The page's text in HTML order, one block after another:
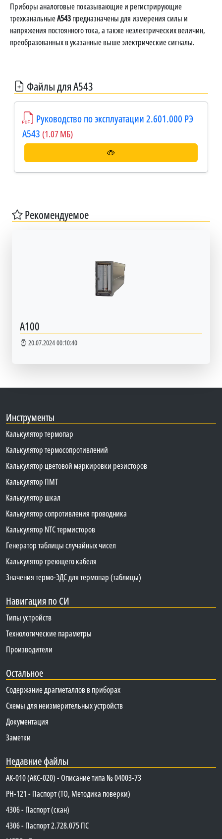
Приборы аналоговые показывающие и регистрирующие
трехканальныеА543предназначены для измерения силы и
напряжения постоянного тока, а также неэлектрических величин,
преобразованных в указанные выше электрические сигналы.
Файлы для А543
Руководство по эксплуатации 2.601.000 РЭ
А543 (1.07 МБ)
Рекомендуемое
А100
20.07.2024 00:10:40
Инструменты
Калькулятор термопар
Калькулятор термосопротивлений
Калькулятор цветовой маркировки резисторов
Калькулятор ПМТ
Калькулятор шкал
Калькулятор сопротивления проводника
Калькулятор NTC термисторов
Генератор таблицы случайных чисел
Калькулятор греющего кабеля
Значения термо-ЭДС для термопар (таблицы)
Навигация по СИ
Типы устройств
Технологические параметры
Производители
Остальное
Содержание драгметаллов в приборах
Схемы для неизмерительных устройств
Документация
Заметки
Недавние файлы
АК-010 (АКС-020) - Описание типа № 04003-73
PH-121 - Паспорт (ТО, Методика поверки)
4306 - Паспорт (скан)
4306 - Паспорт 2.728.075 ПС